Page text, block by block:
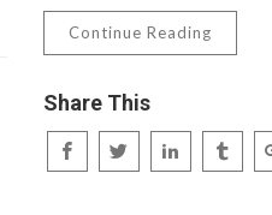
Continue Reading
Share This